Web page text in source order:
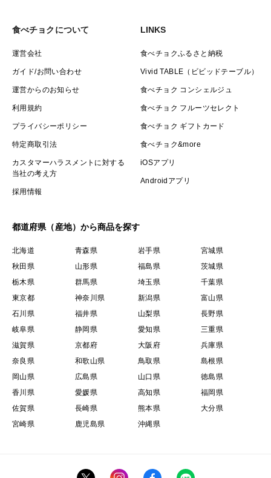
食べチョクについて
運営会社
ガイド/お問い合わせ
運営からのお知らせ
利用規約
プライバシーポリシー
特定商取引法
カスタマーハラスメントに対する
当社の考え方
採用情報
LINKS
食べチョクふるさと納税
Vivid TABLE（ビビッドテーブル）
食べチョク コンシェルジュ
食べチョク フルーツセレクト
食べチョク ギフトカード
食べチョク&more
iOSアプリ
Androidアプリ
都道府県（産地）から商品を探す
北海道 青森県 岩手県
宮城県
秋田県
山形県 福島県
茨城県
栃木県
群馬県 埼玉県
千葉県
東京都
神奈川県 新潟県
富山県
石川県
福井県 山梨県
長野県
岐阜県
静岡県 愛知県
三重県
滋賀県
京都府 大阪府
兵庫県
奈良県
和歌山県 鳥取県
島根県
岡山県
広島県 山口県
徳島県
香川県
愛媛県 高知県
福岡県
佐賀県
長崎県 熊本県
大分県
宮崎県
鹿児島県 沖縄県